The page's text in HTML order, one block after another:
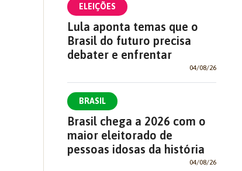
ELEIÇÕES
Lula aponta temas que o
Brasil do futuro precisa
debater e enfrentar
04/08/26
BRASIL
Brasil chega a 2026 com o
maior eleitorado de
pessoas idosas da história
04/08/26